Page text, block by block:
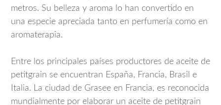
metros. Su belleza y aroma lo han convertido en
una especie apreciada tanto en perfumería como en
aromaterapia.
Entre los principales países productores de aceite de
petitgrain se encuentran España, Francia, Brasil e
Italia. La ciudad de Grasee en Francia, es reconocida
mundialmente por elaborar un aceite de petitgrain